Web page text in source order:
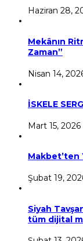
Haziran 28,
Mekânın
Zaman”
Nisan 14,
İSKELE
Mart 15, 2026
Makbet’ten
Şubat 19,
Siyah
tüm dijital